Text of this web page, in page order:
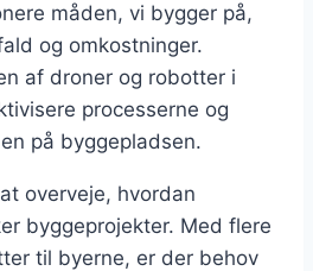
måden, vi bygger på,
og omkostninger.
af droner og robotter i
processerne og
på byggepladsen.
overveje, hvordan
byggeprojekter. Med flere
til byerne, er der behov